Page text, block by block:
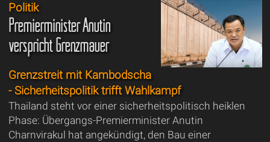
Politik
Premierminister Anutin
verspricht Grenzmauer
Grenzstreit mit Kambodscha
- Sicherheitspolitik trifft Wahlkampf
Thailand steht vor einer sicherheitspolitisch heiklen
Phase: Übergangs-Premierminister Anutin
Charnvirakul hat angekündigt, den Bau einer